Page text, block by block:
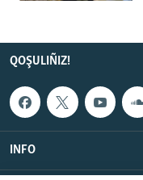
QOŞULIÑIZ!
INFO